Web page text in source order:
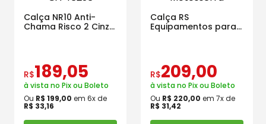
Calça NR10 Anti-
Chama Risco 2 Cinza
R$189,05
à vista no Pix ou Boleto
Ou R$ 199,00 em 6x de
R$ 33,16
Calça RS
Equipamentos para
Operador de
R$209,00
à vista no Pix ou Boleto
Ou R$ 220,00 em 7x de
R$ 31,42